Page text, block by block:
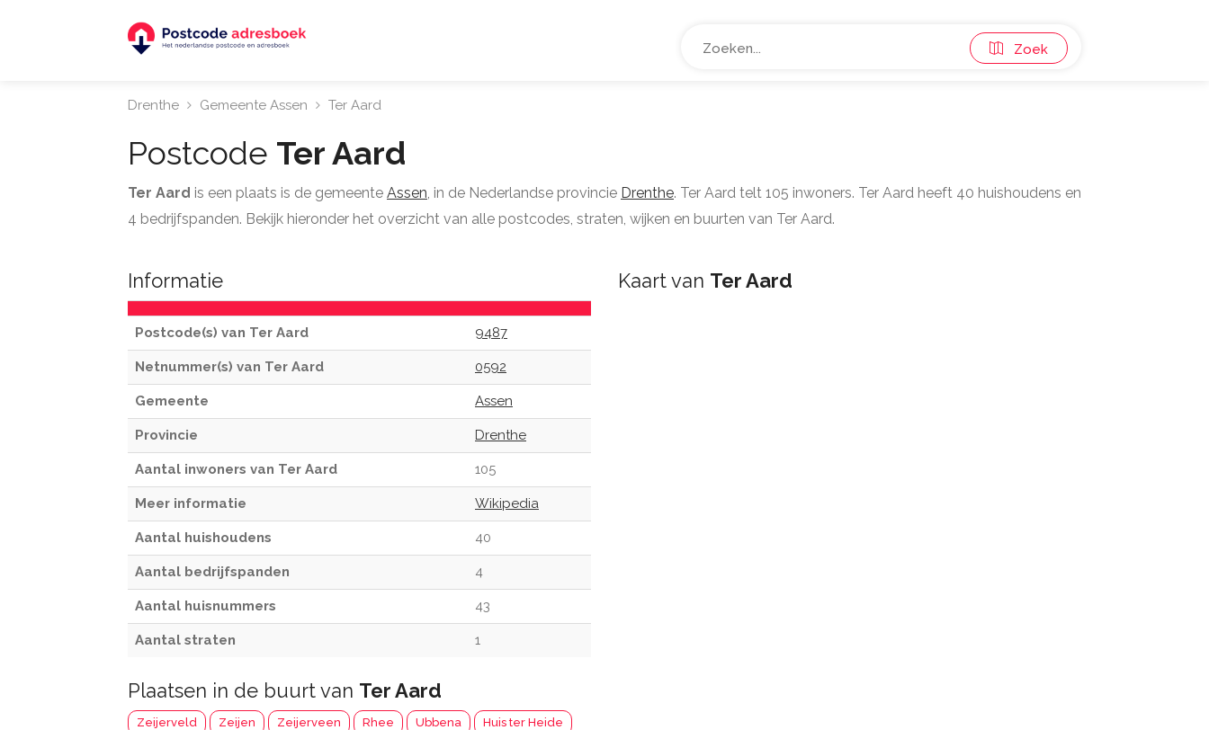
Zoek
Drenthe Gemeente Assen Ter Aard
Postcode Ter Aard
Ter Aard is een plaats is de gemeente Assen, in de Nederlandse provincie Drenthe. Ter Aard telt 105 inwoners. Ter Aard heeft 40 huishoudens en
4 bedrijfspanden. Bekijk hieronder het overzicht van alle postcodes, straten, wijken en buurten van Ter Aard.
Informatie
Postcode(s) van Ter Aard 9487
Netnummer(s) van Ter Aard 0592
Gemeente Assen
Provincie Drenthe
Aantal inwoners van Ter Aard 105
Meer informatie Wikipedia
Aantal huishoudens 40
Aantal bedrijfspanden 4
Aantal huisnummers 43
Aantal straten 1
Plaatsen in de buurt van Ter Aard
Zeijerveld Zeijen Zeijerveen Rhee Ubbena Huis ter Heide
Kaart van Ter Aard